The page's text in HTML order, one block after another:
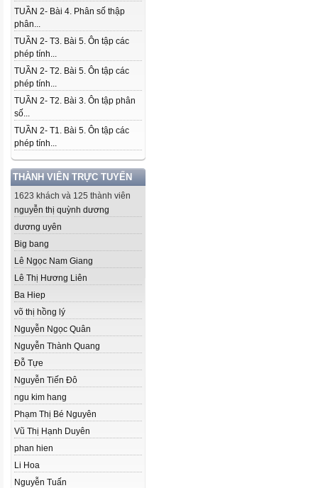
TUẦN 2- Bài 4. Phân số thập
phân...
TUẦN 2- T3. Bài 5. Ôn tập các
phép tính...
TUẦN 2- T2. Bài 5. Ôn tập các
phép tính...
TUẦN 2- T2. Bài 3. Ôn tập phân
số...
TUẦN 2- T1. Bài 5. Ôn tập các
phép tính...
THÀNH VIÊN TRỰC TUYẾN
1623 khách và 125 thành viên
nguyễn thị quỳnh dương
dương uyên
Big bang
Lê Ngọc Nam Giang
Lê Thị Hương Liên
Ba Hiep
võ thị hồng lý
Nguyễn Ngọc Quân
Nguyễn Thành Quang
Đỗ Tựe
Nguyễn Tiến Đô
ngu kim hang
Phạm Thị Bé Nguyên
Vũ Thị Hạnh Duyên
phan hien
Li Hoa
Nguyễn Tuấn